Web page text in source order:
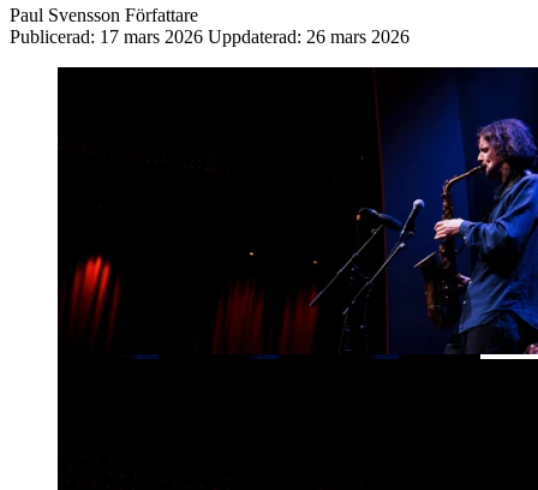
Paul Svensson Författare
Publicerad: 17 mars 2026 Uppdaterad: 26 mars 2026